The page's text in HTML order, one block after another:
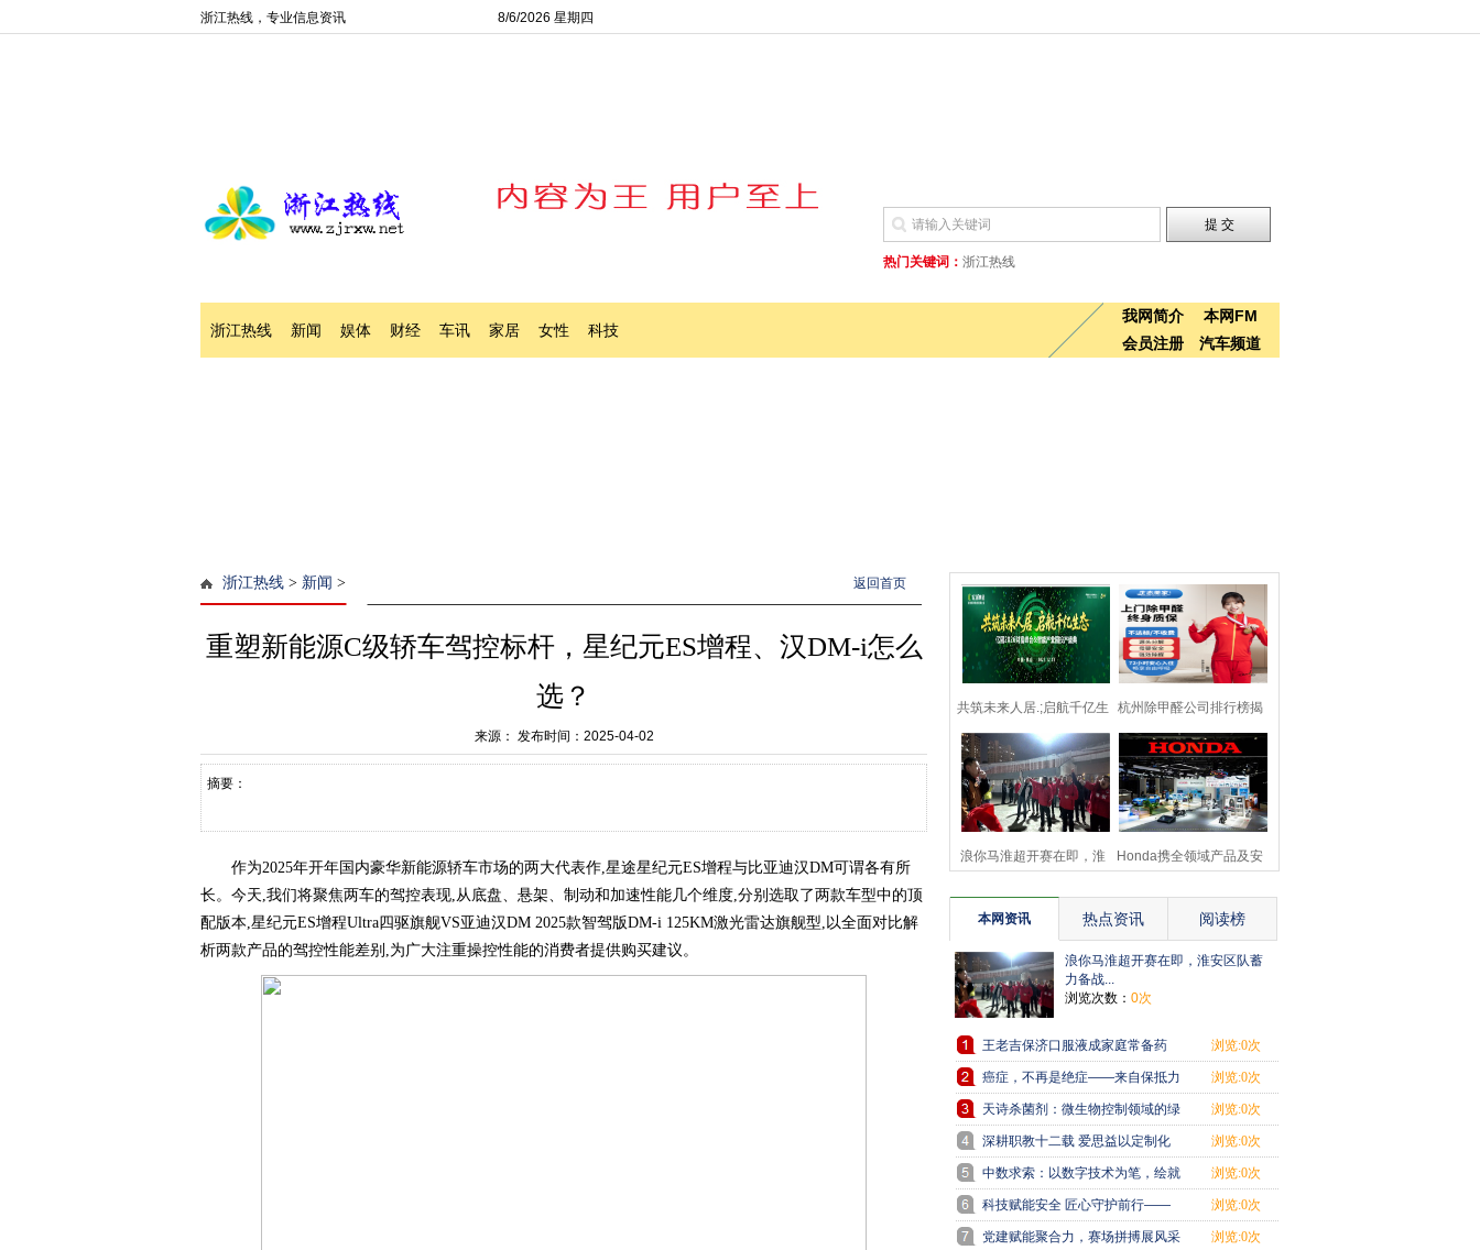
浙江热线，专业信息资讯 8/6/2026 星期四
热门关键词： 浙江热线
浙江热线 新闻 娱体 财经 车讯 家居 女性 科技
本网FM
我网简介
汽车频道
会员注册
浙江热线 > 新闻 > 返回首页
重塑新能源C级轿车驾控标杆，星纪元ES增程、汉DM-i怎么
选？
来源： 发布时间：2025-04-02
摘要：
作为2025年开年国内豪华新能源轿车市场的两大代表作,星途星纪元ES增程与比亚迪汉DM可谓各有所
长。今天,我们将聚焦两车的驾控表现,从底盘、悬架、制动和加速性能几个维度,分别选取了两款车型中的顶
配版本,星纪元ES增程Ultra四驱旗舰VS亚迪汉DM 2025款智驾版DM-i 125KM激光雷达旗舰型,以全面对比解
析两款产品的驾控性能差别,为广大注重操控性能的消费者提供购买建议。
共筑未来人居.;启航千亿生
态 亿固2026财富
杭州除甲醛公司排行榜揭
晓：生态美家领跑行
浪你马淮超开赛在即，淮 Honda携全领域产品及安
本网资讯
热点资讯 阅读榜
浪你马淮超开赛在即，淮安区队蓄
力备战...
浏览次数： 0次
王老吉保济口服液成家庭常备药 浏览:0次
癌症，不再是绝症——来自保抵力
中医现代化
浏览:0次
天诗杀菌剂：微生物控制领域的绿
色创新与专
浏览:0次
深耕职教十二载 爱思益以定制化
服务点亮青
浏览:0次
中数求索：以数字技术为笔，绘就
智慧工程新
浏览:0次
科技赋能安全 匠心守护前行——
北京国石安
浏览:0次
党建赋能聚合力，赛场拼搏展风采 浏览:0次